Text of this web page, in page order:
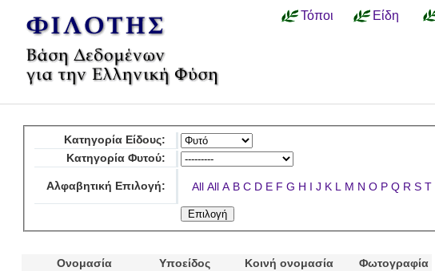
Τόποι Είδη
Κατηγορία Είδους:
Κατηγορία Φυτού:
Αλφαβητική Επιλογή: All All A B C D E F G H I J K L M N O P Q R S T
Ονομασία Υποείδος Κοινή ονομασία
Φωτογραφία